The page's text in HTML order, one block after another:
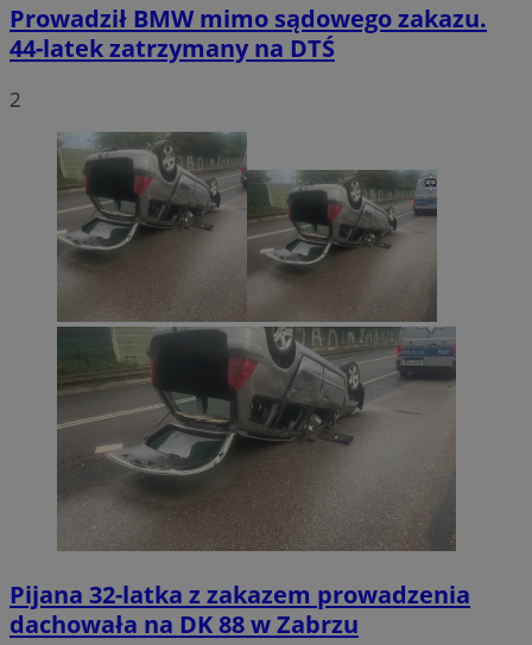
Prowadził BMW mimo sądowego zakazu.
44-latek zatrzymany na DTŚ
2
Pijana 32-latka z zakazem prowadzenia
dachowała na DK 88 w Zabrzu